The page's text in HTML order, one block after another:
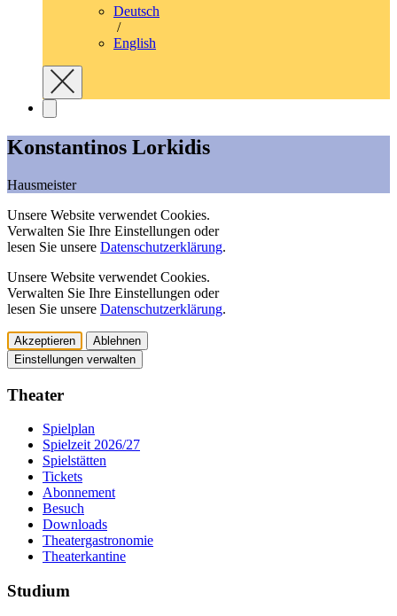
Deutsch
/
English
Konstantinos Lorkidis
Hausmeister
Unsere Website verwendet Cookies.
Verwalten Sie Ihre Einstellungen oder
lesen Sie unsere Datenschutzerklärung.
Unsere Website verwendet Cookies.
Verwalten Sie Ihre Einstellungen oder
lesen Sie unsere Datenschutzerklärung.
Akzeptieren
Ablehnen
Einstellungen verwalten
Theater
Spielplan
Spielzeit 2026/27
Spielstätten
Tickets
Abonnement
Besuch
Downloads
Theatergastronomie
Theaterkantine
Studium